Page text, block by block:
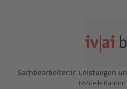
IV-Stelle Kanton